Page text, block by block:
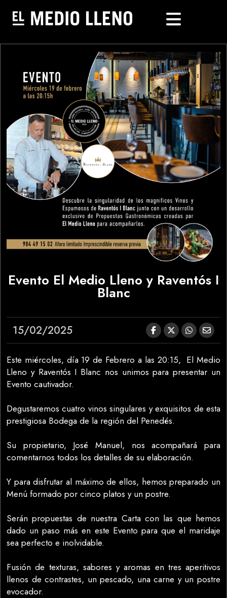
Evento El Medio Lleno y Raventós I
Blanc
15/02/2025
Este miércoles, día 19 de Febrero a las 20:15, El Medio
Lleno y Raventós I Blanc nos unimos para presentar un
Evento cautivador.
Degustaremos cuatro vinos singulares y exquisitos de esta
prestigiosa Bodega de la región del Penedés.
Su propietario, José Manuel, nos acompañará para
comentarnos todos los detalles de su elaboración.
Y para disfrutar al máximo de ellos, hemos preparado un
Menú formado por cinco platos y un postre.
Serán propuestas de nuestra Carta con las que hemos
dado un paso más en este Evento para que el maridaje
sea perfecto e inolvidable.
Fusión de texturas, sabores y aromas en tres aperitivos
llenos de contrastes, un pescado, una carne y un postre
evocador.